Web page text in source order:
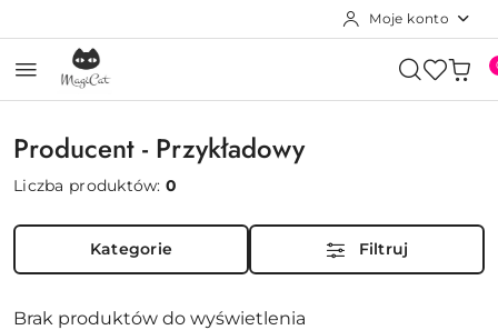
Moje konto
Producent - Przykładowy
Liczba produktów:0
Kategorie Filtruj
Brak produktów do wyświetlenia